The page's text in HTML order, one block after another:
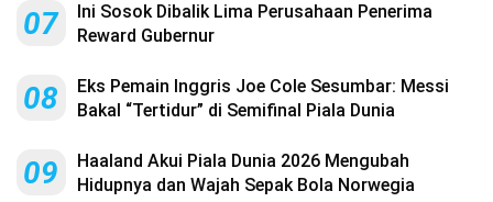
07
Ini Sosok Dibalik Lima Perusahaan Penerima
Reward Gubernur
08
Eks Pemain Inggris Joe Cole Sesumbar: Messi
Bakal “Tertidur” di Semifinal Piala Dunia
09
Haaland Akui Piala Dunia 2026 Mengubah
Hidupnya dan Wajah Sepak Bola Norwegia